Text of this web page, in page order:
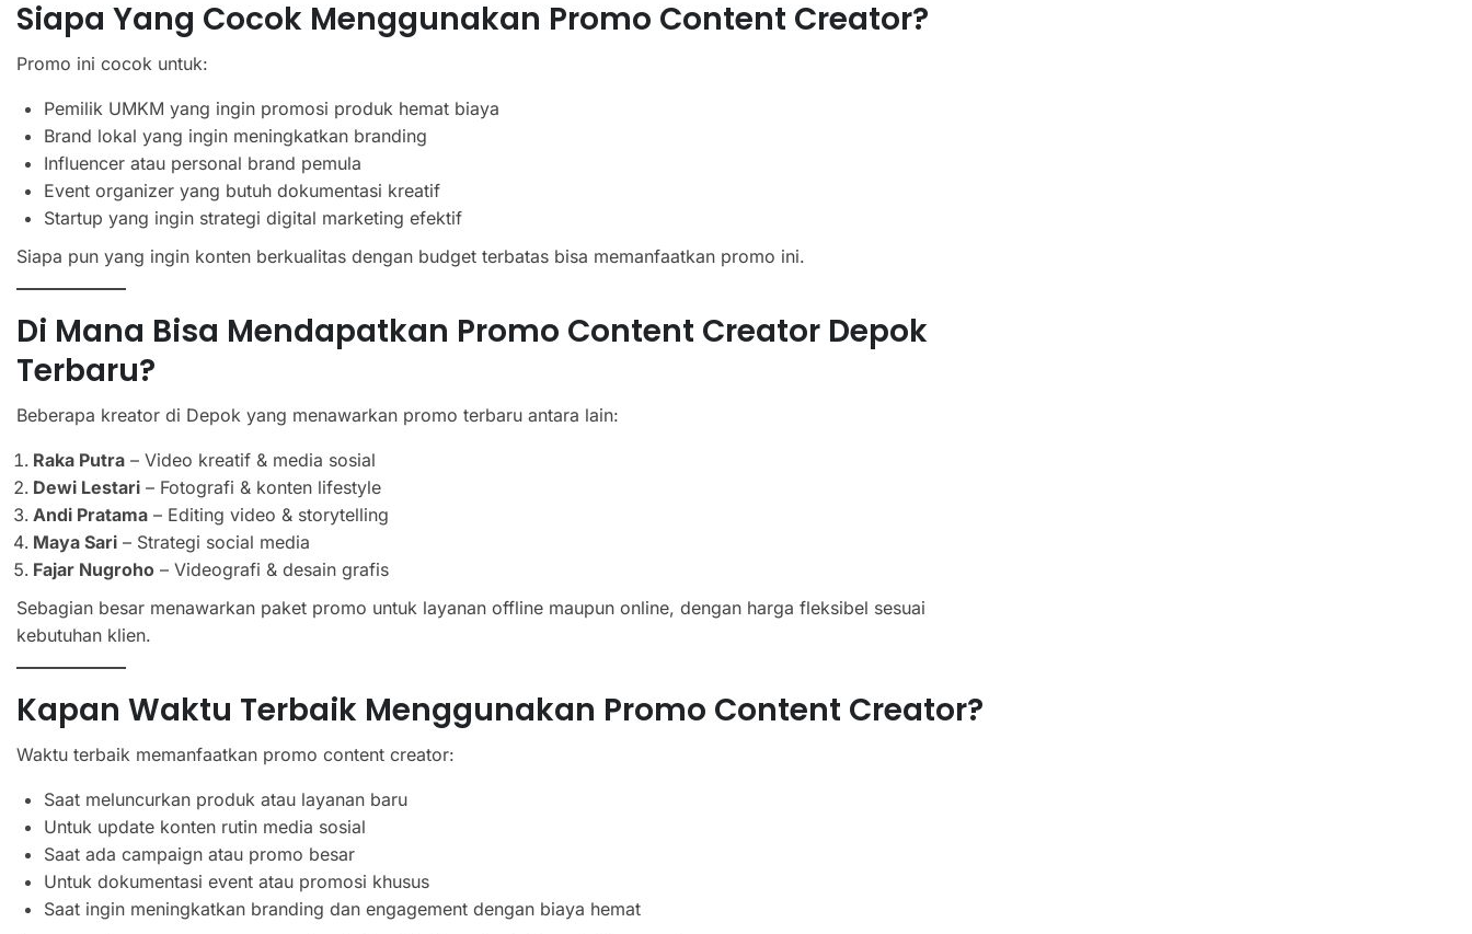
Siapa Yang Cocok Menggunakan Promo Content Creator?
Promo ini cocok untuk:
Pemilik UMKM yang ingin promosi produk hemat biaya
Brand lokal yang ingin meningkatkan branding
Influencer atau personal brand pemula
Event organizer yang butuh dokumentasi kreatif
Startup yang ingin strategi digital marketing efektif
Siapa pun yang ingin konten berkualitas dengan budget terbatas bisa memanfaatkan promo ini.
Di Mana Bisa Mendapatkan Promo Content Creator Depok
Terbaru?
Beberapa kreator di Depok yang menawarkan promo terbaru antara lain:
Raka Putra – Video kreatif & media sosial
Dewi Lestari – Fotografi & konten lifestyle
Andi Pratama – Editing video & storytelling
Maya Sari – Strategi social media
Fajar Nugroho – Videografi & desain grafis
Sebagian besar menawarkan paket promo untuk layanan offline maupun online, dengan harga fleksibel sesuai
kebutuhan klien.
Kapan Waktu Terbaik Menggunakan Promo Content Creator?
Waktu terbaik memanfaatkan promo content creator:
Saat meluncurkan produk atau layanan baru
Untuk update konten rutin media sosial
Saat ada campaign atau promo besar
Untuk dokumentasi event atau promosi khusus
Saat ingin meningkatkan branding dan engagement dengan biaya hemat